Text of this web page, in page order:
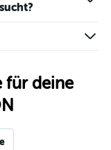
für deine